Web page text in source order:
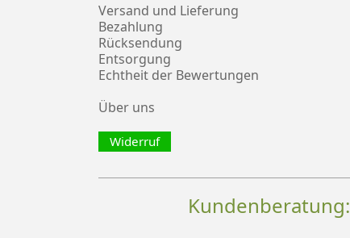
Versand und Lieferung
Bezahlung
Rücksendung
Entsorgung
Echtheit der Bewertungen
Über uns
Widerruf
Kundenberatung: